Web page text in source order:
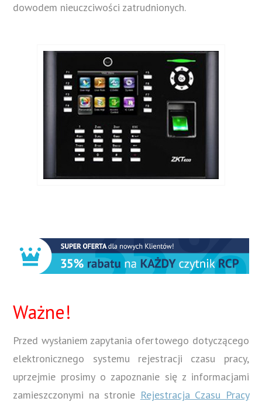
dowodem nieuczciwości zatrudnionych.
Ważne!
Przed wysłaniem zapytania ofertowego dotyczącego
elektronicznego systemu rejestracji czasu pracy,
uprzejmie prosimy o zapoznanie się z informacjami
zamieszczonymi na stronie Rejestracja Czasu Pracy